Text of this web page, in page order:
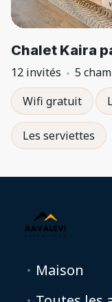
Chalet Kaira
12 invités 5
Wifi gratuit
Les serviettes
Maison